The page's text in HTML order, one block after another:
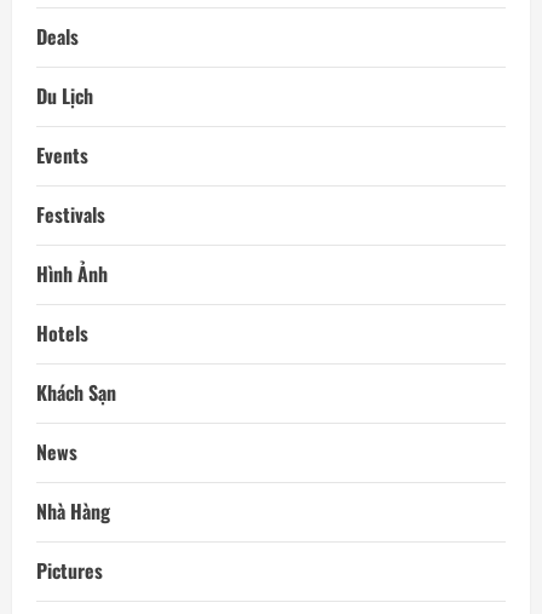
Deals
Du Lịch
Events
Festivals
Hình Ảnh
Hotels
Khách Sạn
News
Nhà Hàng
Pictures